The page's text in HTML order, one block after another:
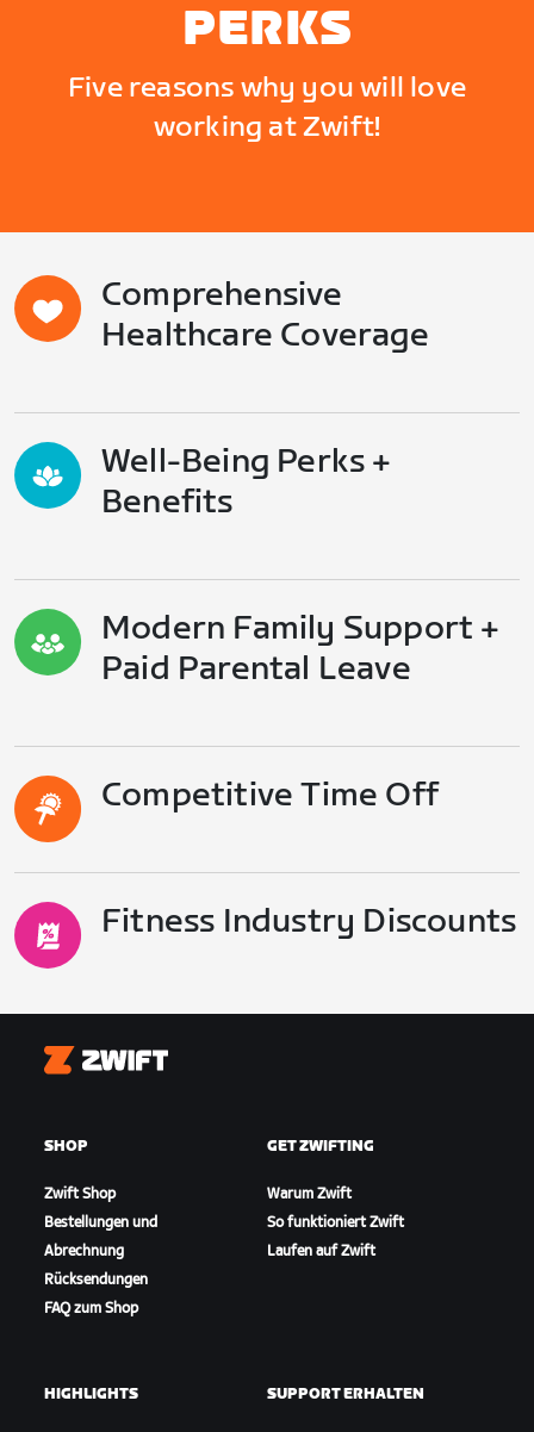
PERKS
Five reasons why you will love
working at Zwift!
Comprehensive
Healthcare Coverage
Well-Being Perks +
Benefits
Modern Family Support +
Paid Parental Leave
Competitive Time Off
Fitness Industry Discounts
Zwift
SHOP
Zwift Shop
Bestellungen und
Abrechnung
Rücksendungen
FAQ zum Shop
GET ZWIFTING
Warum Zwift
So funktioniert Zwift
Laufen auf Zwift
HIGHLIGHTS SUPPORT ERHALTEN